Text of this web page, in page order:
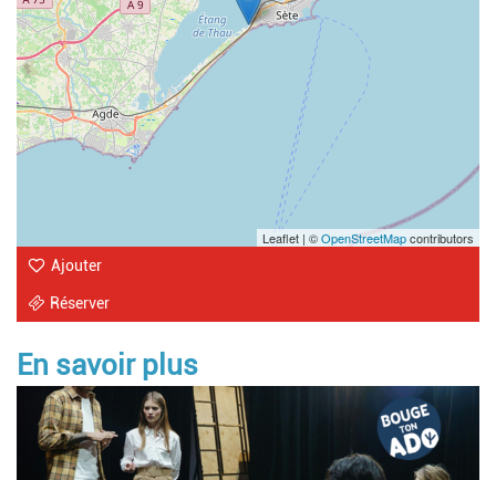
Leaflet | ©OpenStreetMapcontributors
Ajouter
Réserver
En savoir plus